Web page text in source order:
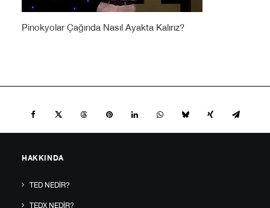
Pinokyolar Çağında Nasıl Ayakta Kalırız?
HAKKINDA
TED NEDIR?
TEDX NEDIR?